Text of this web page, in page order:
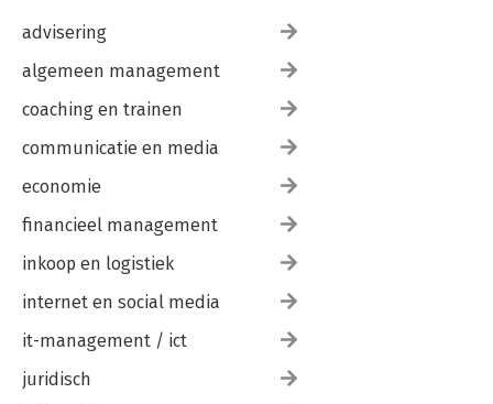
advisering
algemeen management
coaching en trainen
communicatie en media
economie
financieel management
inkoop en logistiek
internet en social media
it-management / ict
juridisch